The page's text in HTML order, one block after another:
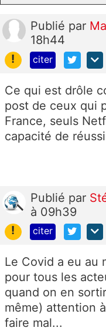
Publié par
18h44
!
citer
Ce qui est drôle
post de ceux qui
France, seuls
capacité de
Publié par
à 09h39
!
citer
Le Covid a eu au
pour tous les
quand on en
même) attention
faire mal...